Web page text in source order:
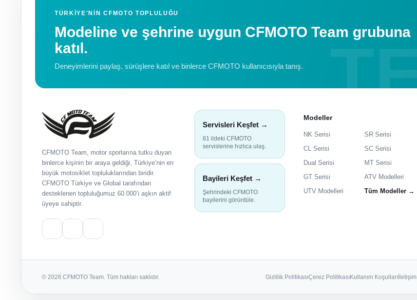
TÜRKIYE'NIN CFMOTO TOPLULUĞU
Modeline ve şehrine uygun CFMOTO Team grubuna
katıl.
Deneyimlerini paylaş, sürüşlere katıl ve binlerce CFMOTO kullanıcısıyla tanış.
CFMOTO Team, motor sporlarına tutku duyan
binlerce kişinin bir araya geldiği, Türkiye’nin en
büyük motosiklet topluluklarından biridir.
CFMOTO Türkiye ve Global tarafından
desteklenen topluluğumuz 60.000’i aşkın aktif
üyeye sahiptir.
Servisleri Keşfet →
81 ildeki CFMOTO
servislerine hızlıca ulaş.
Bayileri Keşfet →
Şehrindeki CFMOTO
bayilerini görüntüle.
Modeller
NK Serisi
SR Serisi
CL Serisi
SC Serisi
Dual Serisi
MT Serisi
GT Serisi
ATV Modelleri
UTV Modelleri
Tüm Modeller →
© 2026 CFMOTO Team. Tüm hakları saklıdır. Gizlilik PolitikasıÇerez PolitikasıKullanım Koşullarıİletişim